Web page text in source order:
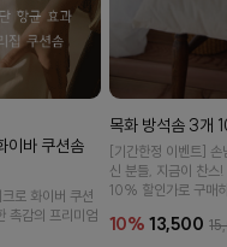
이바 쿠션솜
로 화이버 쿠션
촉감의 프리미엄
목화 방석솜 3개
[기간한정 이벤트] 손
신 분들, 지금이 찬스
10% 할인가로 구매
10% 13,500